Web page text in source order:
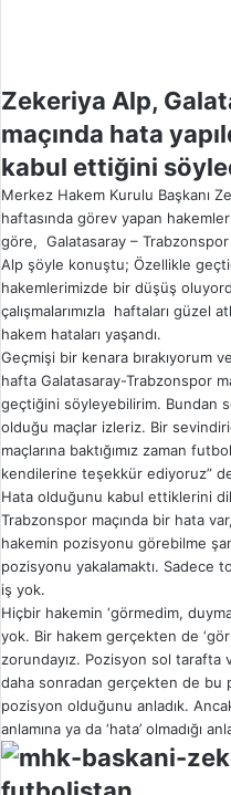
Zekeriya Alp,
maçında hata
kabul ettiğini
Merkez Hakem Kurulu Başkanı
haftasında görev yapan
göre, Galatasaray –
Alp şöyle konuştu; Özellikle
hakemlerimizde bir düşüş
çalışmalarımızla haftaları güzel
hakem hataları yaşandı.
Geçmişi bir kenara bırakıyorum
hafta Galatasaray-Trabzonspor
geçtiğini söyleyebilirim. Bundan
olduğu maçlar izleriz. Bir
maçlarına baktığımız zaman
kendilerine teşekkür ediyoruz”
Hata olduğunu kabul ettiklerini
Trabzonspor maçında bir hata
hakemin pozisyonu görebilme
pozisyonu yakalamaktı. Sadece
iş yok.
Hiçbir hakemin ‘görmedim,
yok. Bir hakem gerçekten de
zorundayız. Pozisyon sol tarafta
daha sonradan gerçekten de bu
pozisyon olduğunu anladık.
anlamına ya da ‘hata’ olmadığı